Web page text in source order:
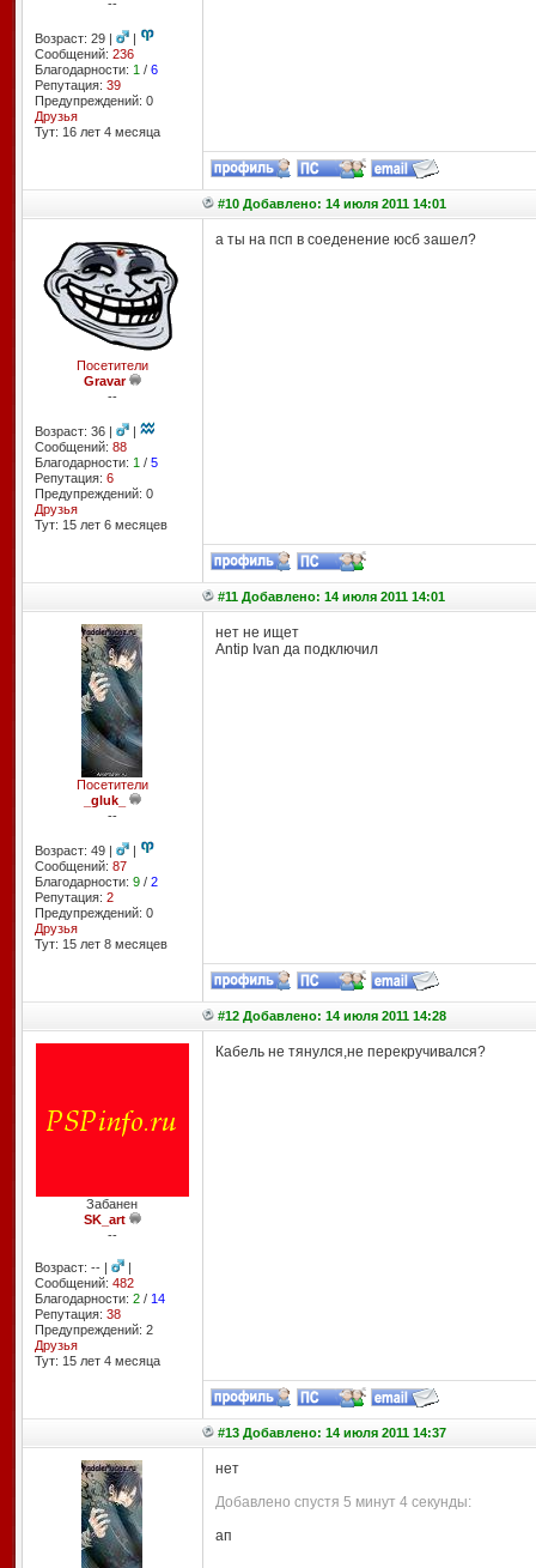
--
Возраст: 29 |
|
Сообщений: 236
Благодарности: 1 / 6
Репутация: 39
Предупреждений: 0
Друзья
Тут: 16 лет 4 месяцa
#10 Добавлено: 14 июля 2011 14:01
Посетители
Gravar
--
Возраст: 36 |
|
Сообщений: 88
Благодарности: 1 / 5
Репутация: 6
Предупреждений: 0
Друзья
Тут: 15 лет 6 месяцев
а ты на псп в соеденение юсб зашел?
#11 Добавлено: 14 июля 2011 14:01
Посетители
_gluk_
--
Возраст: 49 |
|
Сообщений: 87
Благодарности: 9/ 2
Репутация: 2
Предупреждений: 0
Друзья
Тут: 15 лет 8 месяцев
нет не ищет
Antip Ivan да подключил
#12 Добавлено: 14 июля 2011 14:28
Забанен
SK_art
--
Возраст: -- |
|
Сообщений: 482
Благодарности: 2/ 14
Репутация: 38
Предупреждений: 2
Друзья
Тут: 15 лет 4 месяцa
Кабель не тянулся,не перекручивался?
#13 Добавлено: 14 июля 2011 14:37
нет
Добавлено спустя 5 минут 4 секунды:
ап